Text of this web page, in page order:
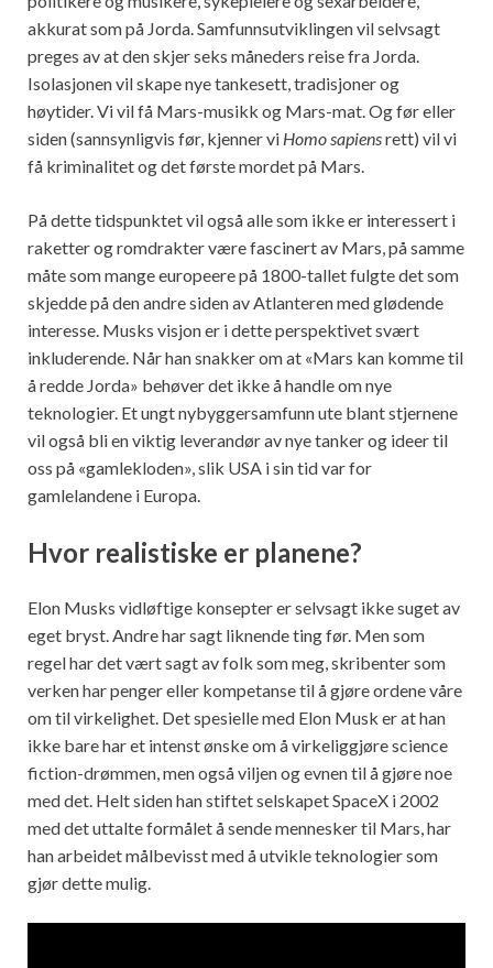
akkurat som på Jorda. Samfunnsutviklingen vil selvsagt
preges av at den skjer seks måneders reise fra Jorda.
Isolasjonen vil skape nye tankesett, tradisjoner og
høytider. Vi vil få Mars-musikk og Mars-mat. Og før eller
siden (sannsynligvis før, kjenner vi Homo sapiensrett) vil vi
få kriminalitet og det første mordet på Mars.
På dette tidspunktet vil også alle som ikke er interessert i
raketter og romdrakter være fascinert av Mars, på samme
måte som mange europeere på 1800-tallet fulgte det som
skjedde på den andre siden av Atlanteren med glødende
interesse. Musks visjon er i dette perspektivet svært
inkluderende. Når han snakker om at «Mars kan komme til
å redde Jorda» behøver det ikke å handle om nye
teknologier. Et ungt nybyggersamfunn ute blant stjernene
vil også bli en viktig leverandør av nye tanker og ideer til
oss på «gamlekloden», slik USA i sin tid var for
gamlelandene i Europa.
Hvor realistiske er planene?
Elon Musks vidløftige konsepter er selvsagt ikke suget av
eget bryst. Andre har sagt liknende ting før. Men som
regel har det vært sagt av folk som meg, skribenter som
verken har penger eller kompetanse til å gjøre ordene våre
om til virkelighet. Det spesielle med Elon Musk er at han
ikke bare har et intenst ønske om å virkeliggjøre science
fiction-drømmen, men også viljen og evnen til å gjøre noe
med det. Helt siden han stiftet selskapet SpaceX i 2002
med det uttalte formålet å sende mennesker til Mars, har
han arbeidet målbevisst med å utvikle teknologier som
gjør dette mulig.